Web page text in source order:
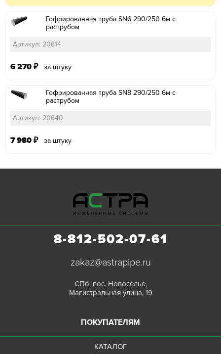
Гофрированная труба SN6 290/250 6м с
раструбом
Артикул: 20614
6 270 ₽ за штуку
Гофрированная труба SN8 290/250 6м с
раструбом
Артикул: 20640
7 980 ₽ за штуку
8-812-502-07-61
zakaz@astrapipe.ru
СПб, пос. Новоселье,
Магистральная улица, 19
ПОКУПАТЕЛЯМ
КАТАЛОГ